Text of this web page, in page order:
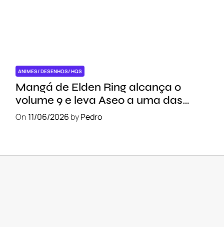
ANIMES/ DESENHOS/ HQS
Mangá de Elden Ring alcança o
volume 9 e leva Aseo a uma das
regiões mais importantes das Terras
On 11/06/2026 byPedro